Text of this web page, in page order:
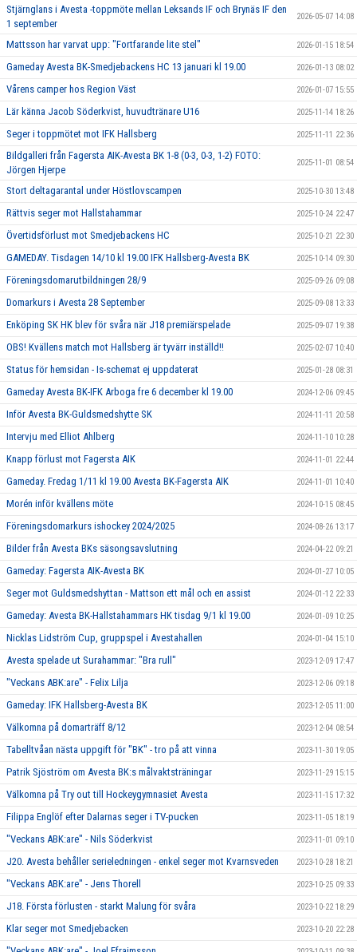
Stjärnglans i Avesta -toppmöte mellan Leksands IF och Brynäs IF den
1 september
2026-05-07 14:08
Mattsson har varvat upp: "Fortfarande lite stel" 2026-01-15 18:54
Gameday Avesta BK-Smedjebackens HC 13 januari kl 19.00 2026-01-13 08:02
Vårens camper hos Region Väst 2026-01-07 15:55
Lär känna Jacob Söderkvist, huvudtränare U16 2025-11-14 18:26
Seger i toppmötet mot IFK Hallsberg 2025-11-11 22:36
Bildgalleri från Fagersta AIK-Avesta BK 1-8 (0-3, 0-3, 1-2) FOTO:
Jörgen Hjerpe
2025-11-01 08:54
Stort deltagarantal under Höstlovscampen 2025-10-30 13:48
Rättvis seger mot Hallstahammar 2025-10-24 22:47
Övertidsförlust mot Smedjebackens HC 2025-10-21 22:30
GAMEDAY. Tisdagen 14/10 kl 19.00 IFK Hallsberg-Avesta BK 2025-10-14 09:30
Föreningsdomarutbildningen 28/9 2025-09-26 09:08
Domarkurs i Avesta 28 September 2025-09-08 13:33
Enköping SK HK blev för svåra när J18 premiärspelade 2025-09-07 19:38
OBS! Kvällens match mot Hallsberg är tyvärr inställd!! 2025-02-07 10:40
Status för hemsidan - Is-schemat ej uppdaterat 2025-01-28 08:31
Gameday Avesta BK-IFK Arboga fre 6 december kl 19.00 2024-12-06 09:45
Inför Avesta BK-Guldsmedshytte SK 2024-11-11 20:58
Intervju med Elliot Ahlberg 2024-11-10 10:28
Knapp förlust mot Fagersta AIK 2024-11-01 22:44
Gameday. Fredag 1/11 kl 19.00 Avesta BK-Fagersta AIK 2024-11-01 10:40
Morén inför kvällens möte 2024-10-15 08:45
Föreningsdomarkurs ishockey 2024/2025 2024-08-26 13:17
Bilder från Avesta BKs säsongsavslutning 2024-04-22 09:21
Gameday: Fagersta AIK-Avesta BK 2024-01-27 10:05
Seger mot Guldsmedshyttan - Mattson ett mål och en assist 2024-01-12 22:33
Gameday: Avesta BK-Hallstahammars HK tisdag 9/1 kl 19.00 2024-01-09 10:25
Nicklas Lidström Cup, gruppspel i Avestahallen 2024-01-04 15:10
Avesta spelade ut Surahammar: "Bra rull" 2023-12-09 17:47
"Veckans ABK:are" - Felix Lilja 2023-12-06 09:18
Gameday: IFK Hallsberg-Avesta BK 2023-12-05 11:00
Välkomna på domarträff 8/12 2023-12-04 08:54
Tabelltvåan nästa uppgift för "BK" - tro på att vinna 2023-11-30 19:05
Patrik Sjöström om Avesta BK:s målvaktsträningar 2023-11-29 15:15
Välkomna på Try out till Hockeygymnasiet Avesta 2023-11-15 17:32
Filippa Englöf efter Dalarnas seger i TV-pucken 2023-11-05 18:19
"Veckans ABK:are" - Nils Söderkvist 2023-11-01 09:10
J20. Avesta behåller serieledningen - enkel seger mot Kvarnsveden 2023-10-28 18:21
"Veckans ABK:are" - Jens Thorell 2023-10-25 09:33
J18. Första förlusten - starkt Malung för svåra 2023-10-22 18:29
Klar seger mot Smedjebacken 2023-10-20 22:28